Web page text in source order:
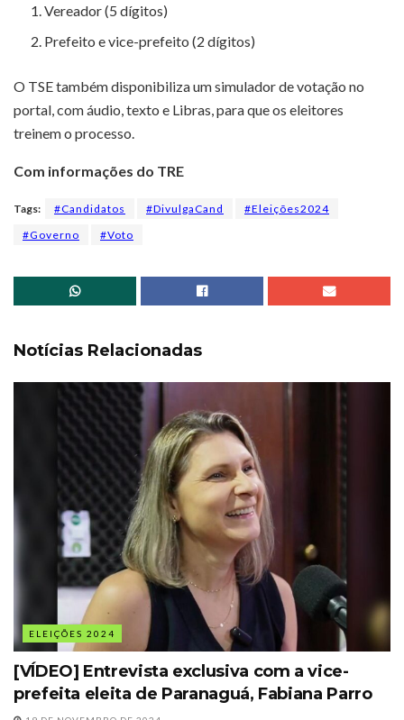
Vereador (5 dígitos)
Prefeito e vice-prefeito (2 dígitos)
O TSE também disponibiliza um simulador de votação no
portal, com áudio, texto e Libras, para que os eleitores
treinem o processo.
Com informações do TRE
Tags: #Candidatos #DivulgaCand
#Eleições2024
#Governo
#Voto
Notícias Relacionadas
ELEIÇÕES 2024
[VÍDEO] Entrevista exclusiva com a vice-
prefeita eleita de Paranaguá, Fabiana Parro